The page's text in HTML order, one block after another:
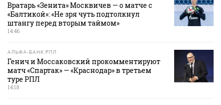
Вратарь «Зенита» Москвичев — о матче с
«Балтикой»: «Не зря чуть подтолкнул
штангу перед вторым таймом»
14:46
АЛЬФА-БАНК РПЛ
Генич и Моссаковский прокомментируют
матч «Спартак» — «Краснодар» в третьем
туре РПЛ
14:18